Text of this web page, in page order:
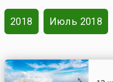
2018 Июль 2018